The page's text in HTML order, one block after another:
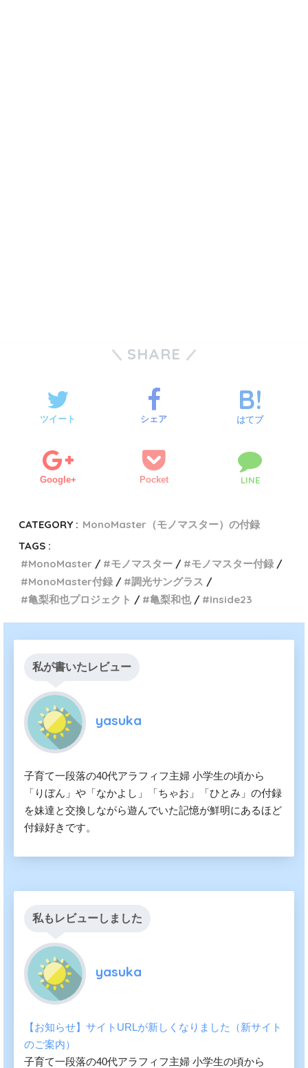
SHARE
ツイート シェア はてブ
Google+ Pocket LINE
CATEGORY : MonoMaster（モノマスター）の付録
TAGS :
MonoMaster
モノマスター
モノマスター付録
MonoMaster付録
調光サングラス
亀梨和也プロジェクト
亀梨和也 Inside23
私が書いたレビュー
yasuka
子育て一段落の40代アラフィフ主婦 小学生の頃から
「りぼん」や「なかよし」「ちゃお」「ひとみ」の付録
を妹達と交換しながら遊んでいた記憶が鮮明にあるほど
付録好きです。
私もレビューしました
yasuka
【お知らせ】サイトURLが新しくなりました（新サイト
のご案内）
子育て一段落の40代アラフィフ主婦 小学生の頃から